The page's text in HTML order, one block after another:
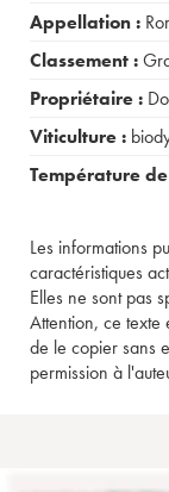
Appellation :
Classement :
Propriétaire :
Viticulture :
Température
Les informations
caractéristiques
Elles ne sont pas
Attention, ce texte
de le copier sans
permission à